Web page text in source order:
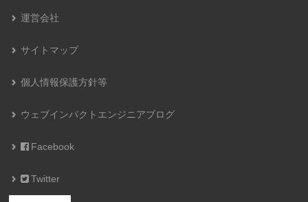
運営会社
サイトマップ
個人情報保護方針等
ウェブインパクトエンジニアブログ
Facebook
Twitter